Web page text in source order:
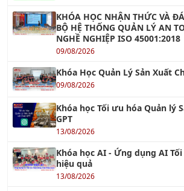
KHÓA HỌC NHẬN THỨC VÀ
BỘ HỆ THỐNG QUẢN LÝ AN
NGHỀ NGHIỆP ISO 45001:2018
09/08/2026
Khóa Học Quản Lý Sản Xuất
09/08/2026
Khóa học Tối ưu hóa Quản lý
GPT
13/08/2026
Khóa học AI - Ứng dụng AI
hiệu quả
13/08/2026